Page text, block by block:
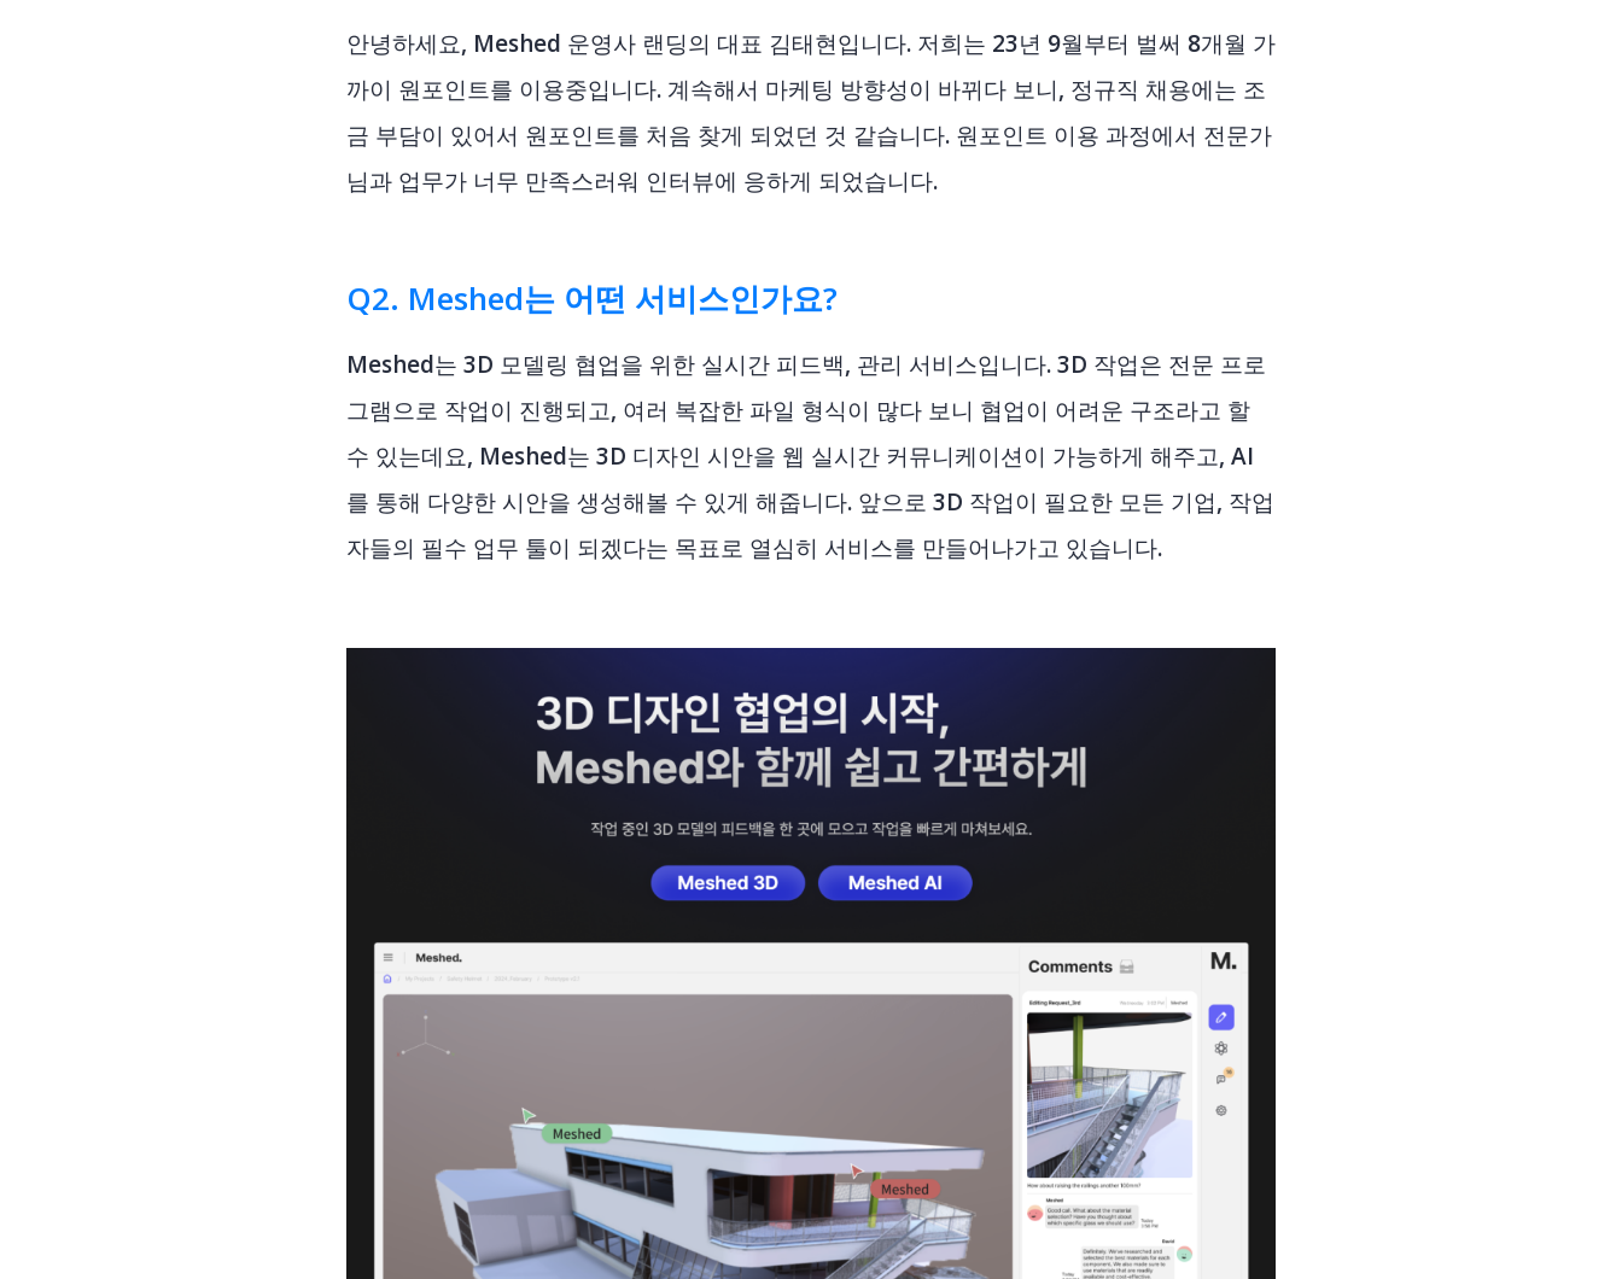
안녕하세요, Meshed 운영사 랜딩의 대표 김태현입니다. 저희는 23년 9월부터 벌써 8개월 가
까이 원포인트를 이용중입니다. 계속해서 마케팅 방향성이 바뀌다 보니, 정규직 채용에는 조
금 부담이 있어서 원포인트를 처음 찾게 되었던 것 같습니다. 원포인트 이용 과정에서 전문가
님과 업무가 너무 만족스러워 인터뷰에 응하게 되었습니다.
Q2. Meshed는 어떤 서비스인가요?
Meshed는 3D 모델링 협업을 위한 실시간 피드백, 관리 서비스입니다. 3D 작업은 전문 프로
그램으로 작업이 진행되고, 여러 복잡한 파일 형식이 많다 보니 협업이 어려운 구조라고 할
수 있는데요, Meshed는 3D 디자인 시안을 웹 실시간 커뮤니케이션이 가능하게 해주고, AI
를 통해 다양한 시안을 생성해볼 수 있게 해줍니다. 앞으로 3D 작업이 필요한 모든 기업, 작업
자들의 필수 업무 툴이 되겠다는 목표로 열심히 서비스를 만들어나가고 있습니다.